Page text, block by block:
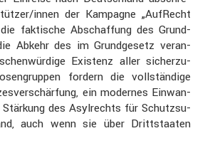
innen der Kampagne „AufRecht
fakti­sche Abschaf­fung des Grund­
Abkehr des im Grund­ge­setz veran­
Existenz aller sicher­zu­
fordern die vollstän­dige
ein modernes Einwan­
Stärkung des Asylrechts für Schutz­su­
auch wenn sie über Dritt­staaten